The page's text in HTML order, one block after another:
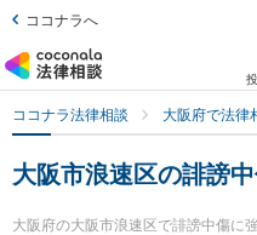
ココナラへ
ココナラ法律相談 大阪府で法律
大阪市浪速区の誹謗
大阪府の大阪市浪速区で誹謗中傷に